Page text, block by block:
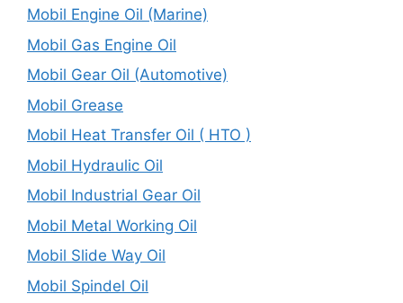
Mobil Engine Oil (Marine)
Mobil Gas Engine Oil
Mobil Gear Oil (Automotive)
Mobil Grease
Mobil Heat Transfer Oil ( HTO )
Mobil Hydraulic Oil
Mobil Industrial Gear Oil
Mobil Metal Working Oil
Mobil Slide Way Oil
Mobil Spindel Oil